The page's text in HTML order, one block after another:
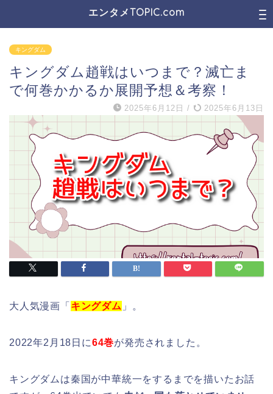
エンタメTOPIC.com
キングダム
キングダム趙戦はいつまで？滅亡ま
で何巻かかるか展開予想＆考察！
2025年6月12日 / 2025年6月13日
大人気漫画「 キングダム 」。
2022年2月18日に64巻が発売されました。
キングダムは秦国が中華統一をするまでを描いたお話